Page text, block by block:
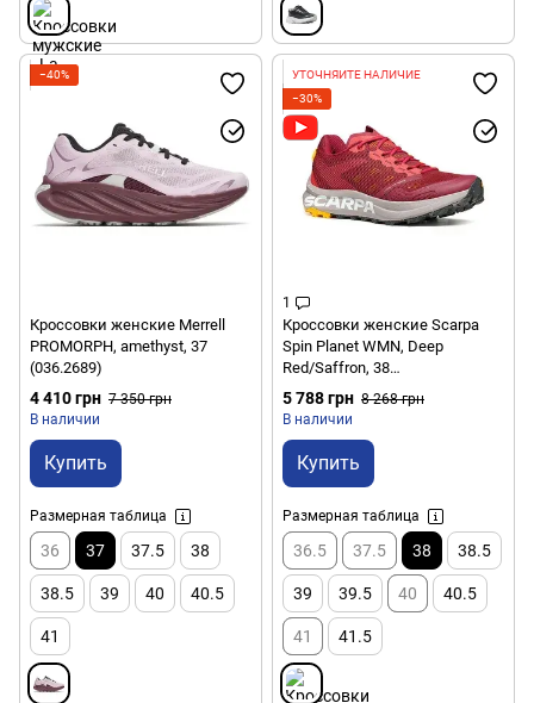
−40%
Кроссовки женские Merrell
PROMORPH, amethyst, 37
(036.2689)
4 410 грн 7 350 грн
В наличии
Купить
Размерная таблица
36 37 37.5 38
38.5 39 40 40.5
41
УТОЧНЯЙТЕ НАЛИЧИЕ
−30%
1
Кроссовки женские Scarpa
Spin Planet WMN, Deep
Red/Saffron, 38
(8057963413554)
5 788 грн 8 268 грн
В наличии
Купить
Размерная таблица
36.5 37.5 38 38.5
39 39.5 40 40.5
41 41.5